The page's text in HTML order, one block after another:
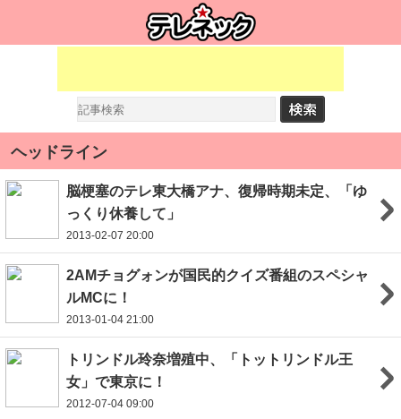
ヘッドライン
脳梗塞のテレ東大橋アナ、復帰時期未定、「ゆ
っくり休養して」
2013-02-07 20:00
2AMチョグォンが国民的クイズ番組のスペシャ
ルMCに！
2013-01-04 21:00
トリンドル玲奈増殖中、「トットリンドル王
女」で東京に！
2012-07-04 09:00